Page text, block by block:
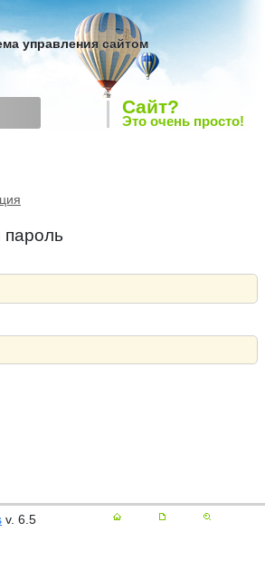
управления сайтом
Сайт?
Это очень просто!
пароль
v. 6.5